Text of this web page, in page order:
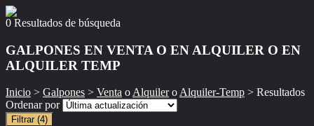
0 Resultados de búsqueda
GALPONES EN VENTA O EN ALQUILER O EN
ALQUILER TEMP
Inicio > Galpones > Venta oAlquileroAlquiler-Temp > Resultados
Ordenar por
Filtrar (4)